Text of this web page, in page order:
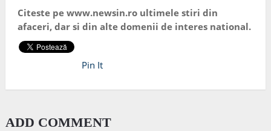
Citeste pe www.newsin.ro ultimele stiri din
afaceri, dar si din alte domenii de interes national.
Pin It
ADD COMMENT